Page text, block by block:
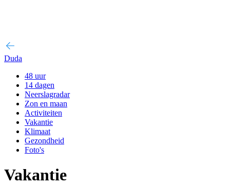
Duda
48 uur
14 dagen
Neerslagradar
Zon en maan
Activiteiten
Vakantie
Klimaat
Gezondheid
Foto's
Vakantie